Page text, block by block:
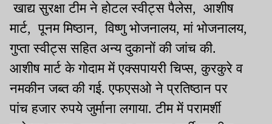
खाद्य सुरक्षा टीम ने होटल स्वीट्स पैलेस, आशीष
मार्ट, पूनम मिष्ठान, विष्णु भोजनालय, मां भोजनालय,
गुप्ता स्वीट्स सहित अन्य दुकानों की जांच की.
आशीष मार्ट के गोदाम में एक्सपायरी चिप्स, कुरकुरे व
नमकीन जब्त की गई. एफएसओ ने प्रतिष्ठान पर
पांच हजार रुपये जुर्माना लगाया. टीम में परामर्शी